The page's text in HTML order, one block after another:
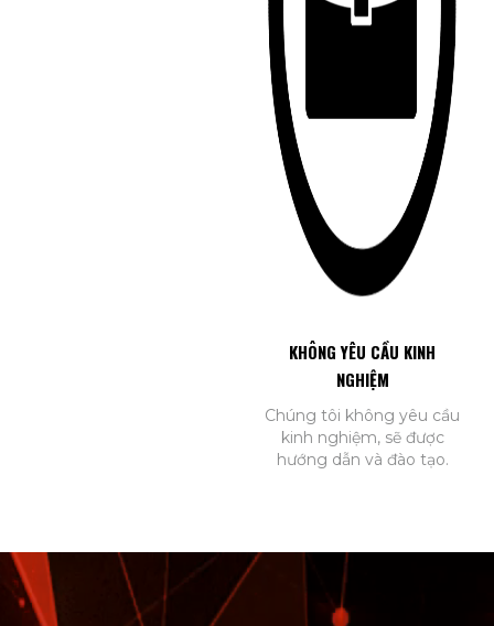
KHÔNG YÊU CẦU KINH
NGHIỆM
Chúng tôi không yêu cầu
kinh nghiệm, sẽ được
hướng dẫn và đào tạo.